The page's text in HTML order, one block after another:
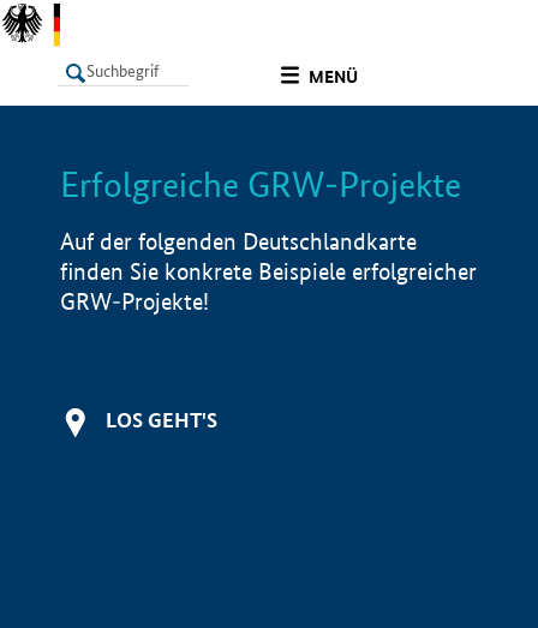
MENÜ
LISTE Info
Erfolgreiche GRW-Projekte
Auf der folgenden Deutschlandkarte
finden Sie konkrete Beispiele erfolgreicher
GRW-Projekte!
LOS GEHT'S